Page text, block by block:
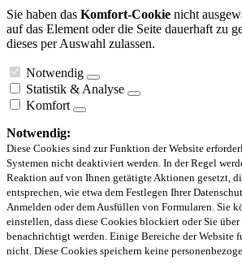
Sie haben das Komfort-Cookie nicht
auf das Element oder die Seite dauerhaft zu
dieses per Auswahl zulassen.
Notwendig
Statistik & Analyse
Komfort
Notwendig:
Diese Cookies sind zur Funktion der Website
Systemen nicht deaktiviert werden. In der Regel
Reaktion auf von Ihnen getätigte Aktionen gesetzt,
entsprechen, wie etwa dem Festlegen Ihrer
Anmelden oder dem Ausfüllen von Formularen. Sie
einstellen, dass diese Cookies blockiert oder Sie
benachrichtigt werden. Einige Bereiche der Website
nicht. Diese Cookies speichern keine